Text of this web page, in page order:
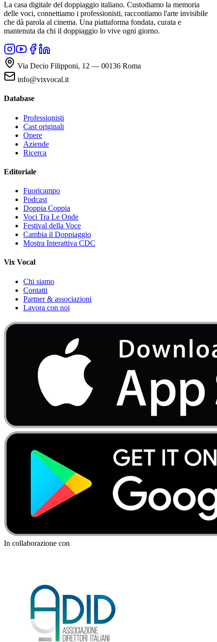
La casa digitale del doppiaggio italiano. Custodiamo la memoria
delle voci, connettiamo i professionisti, raccontiamo l'arte invisibile
che dà parola al cinema. Una piattaforma fondata, curata e
mantenuta da chi il doppiaggio lo vive ogni giorno.
Via Decio Filipponi, 12 — 00136 Roma
info@vixvocal.it
Database
Professionisti
Cast originali
Opere
Aziende
Ricerca
Editoriale
Fuoricampo
Podcast
Doppia Coppia
Voci Tra Le Onde
Festival della Voce
Cambia il Doppiaggio
Mostra Interattiva CDC
Vix Vocal
Chi siamo
Contatti
Partner & associazioni
Lavora con noi
In collaborazione con